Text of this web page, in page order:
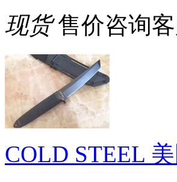
现货 售价咨询
COLD STEEL